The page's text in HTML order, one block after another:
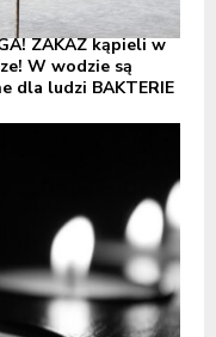
ZAKAZ kąpieli w
W wodzie są
dla ludzi BAKTERIE